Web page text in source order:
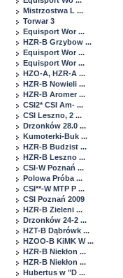
Mistrzostwa L ...
Torwar 3
Equisport Wor ...
HZR-B Grzybow ...
Equisport Wor ...
Equisport Wor ...
HZO-A, HZR-A ...
HZR-B Nowieli ...
HZR-B Aromer ...
CSI2* CSI Am- ...
CSI Leszno, 2 ...
Drzonków 28.0 ...
Kumoterki-Buk ...
HZR-B Budzist ...
HZR-B Leszno ...
CSI-W Poznań ...
Polowa Próba ...
CSI**-W MTP P ...
CSI Poznań 2009
HZR-B Zieleni ...
Drzonków 24-2 ...
HZT-B Dąbrówk ...
HZOO-B KiMK W ...
HZR-B Niekłon ...
HZR-B Niekłon ...
Hubertus w "D ...